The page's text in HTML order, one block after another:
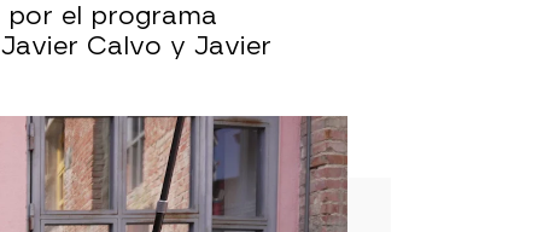
por el programa
Calvo y Javier
prueba